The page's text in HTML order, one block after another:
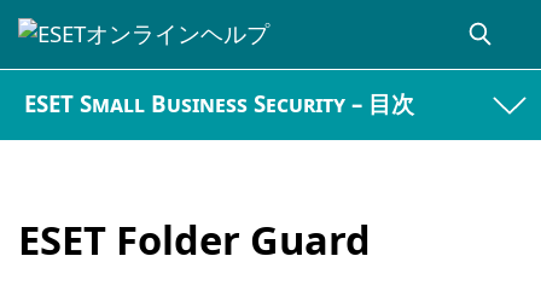
ESET Small Business Security – 目次
ESET Folder Guard